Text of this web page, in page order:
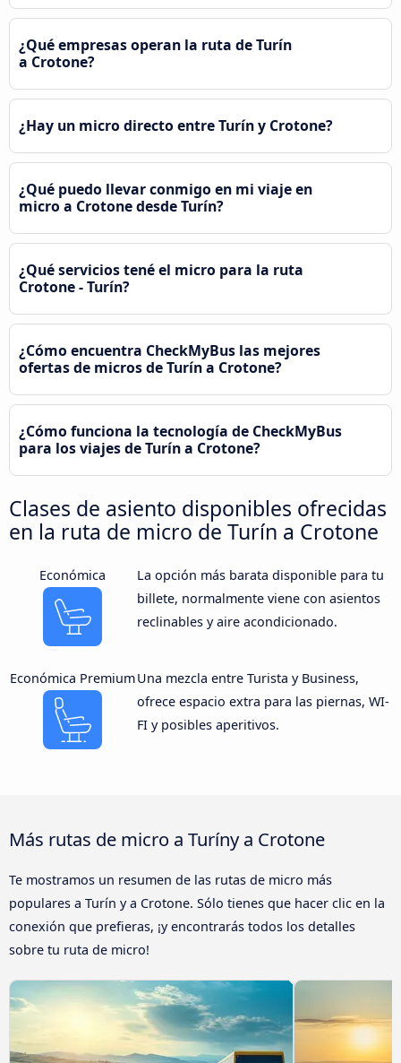
¿Qué empresas operan la ruta de Turín
a Crotone?
¿Hay un micro directo entre Turín y Crotone?
¿Qué puedo llevar conmigo en mi viaje en
micro a Crotone desde Turín?
¿Qué servicios tené el micro para la ruta
Crotone - Turín?
¿Cómo encuentra CheckMyBus las mejores
ofertas de micros de Turín a Crotone?
¿Cómo funciona la tecnología de CheckMyBus
para los viajes de Turín a Crotone?
Clases de asiento disponibles ofrecidas
en la ruta de micro de Turín a Crotone
Económica
La opción más barata disponible para tu
billete, normalmente viene con asientos
reclinables y aire acondicionado.
Económica PremiumUna mezcla entre Turista y Business,
ofrece espacio extra para las piernas, WI-
FI y posibles aperitivos.
Más rutas de micro a Turíny a Crotone
Te mostramos un resumen de las rutas de micro más
populares a Turín y a Crotone. Sólo tienes que hacer clic en la
conexión que prefieras, ¡y encontrarás todos los detalles
sobre tu ruta de micro!